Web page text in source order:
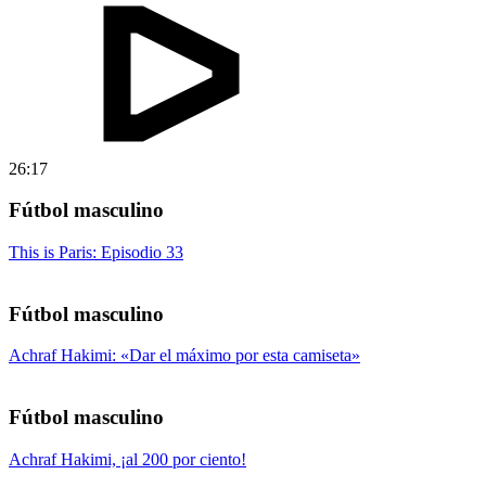
26:17
Fútbol masculino
This is Paris: Episodio 33
Fútbol masculino
Achraf Hakimi: «Dar el máximo por esta camiseta»
Fútbol masculino
Achraf Hakimi, ¡al 200 por ciento!